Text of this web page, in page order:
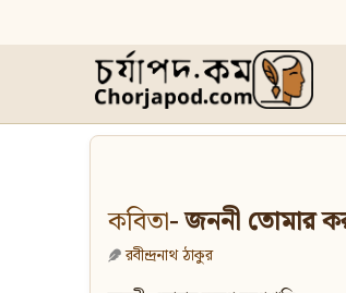
কবিতা- জননী তোমার
রবীন্দ্রনাথ ঠাকুর